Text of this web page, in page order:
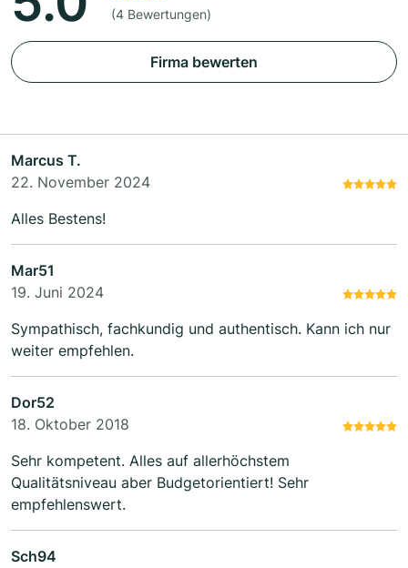
(4 Bewertungen)
Firma bewerten
Marcus T.
22. November 2024
Alles Bestens!
Mar51
19. Juni 2024
Sympathisch, fachkundig und authentisch. Kann ich nur
weiter empfehlen.
Dor52
18. Oktober 2018
Sehr kompetent. Alles auf allerhöchstem
Qualitätsniveau aber Budgetorientiert! Sehr
empfehlenswert.
Sch94